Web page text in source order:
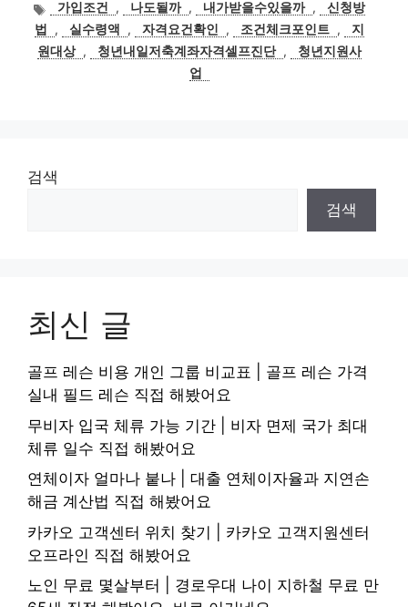
고
리
태가입조건 , 나도될까 , 내가받을수있을까 ,
신청방
법
, 실수령액 , 자격요건확인 , 조건체크포인트 ,
지
원대상 , 청년내일저축계좌자격셀프진단 ,
청년지원사
업
검색
검색
최신 글
골프 레슨 비용 개인 그룹 비교표 | 골프 레슨 가격
실내 필드 레슨 직접 해봤어요
무비자 입국 체류 가능 기간 | 비자 면제 국가 최대
체류 일수 직접 해봤어요
연체이자 얼마나 붙나 | 대출 연체이자율과 지연손
해금 계산법 직접 해봤어요
카카오 고객센터 위치 찾기 | 카카오 고객지원센터
오프라인 직접 해봤어요
노인 무료 몇살부터 | 경로우대 나이 지하철 무료 만